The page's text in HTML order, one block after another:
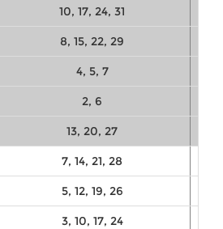
10, 17, 24, 31
8, 15, 22, 29
4, 5, 7
2, 6
13, 20, 27
7, 14, 21, 28
5, 12, 19, 26
3, 10, 17, 24